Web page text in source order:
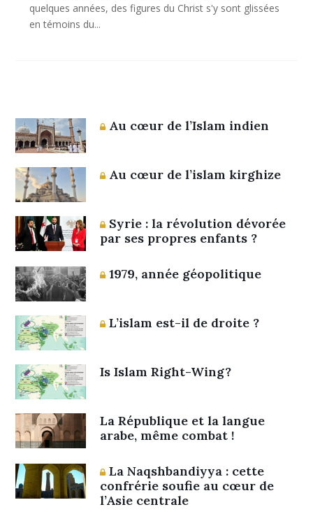
quelques années, des figures du Christ s'y sont glissées
en témoins du...
Au cœur de l’Islam indien
Au cœur de l’islam kirghize
Syrie : la révolution dévorée
par ses propres enfants ?
1979, année géopolitique
L’islam est-il de droite ?
Is Islam Right-Wing?
La République et la langue
arabe, même combat !
La Naqshbandiyya : cette
confrérie soufie au cœur de
l’Asie centrale